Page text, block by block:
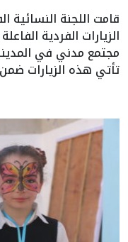
قامت اللجنة
الزيارات الفردية
مجتمع مدني في
تأتي هذه الزيارات